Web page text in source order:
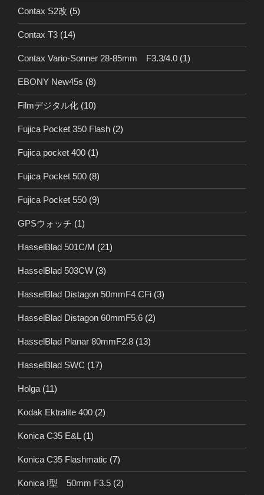
Contax S2改 (5)
Contax T3 (14)
Contax Vario-Sonner 28-85mm F3.3/4.0 (1)
EBONY New45s (8)
Filmデジタル化 (10)
Fujica Pocket 350 Flash (2)
Fujica pocket 400 (1)
Fujica Pocket 500 (8)
Fujica Pocket 550 (9)
GPSウォッチ (1)
HasselBlad 501C/M (21)
HasselBlad 503CW (3)
HasselBlad Distagon 50mmF4 CFi (3)
HasselBlad Distagon 60mmF5.6 (2)
HasselBlad Planar 80mmF2.8 (13)
HasselBlad SWC (17)
Holga (11)
Kodak Ektralite 400 (2)
Konica C35 E&L (1)
Konica C35 Flashmatic (7)
Konica I型 50mm F3.5 (2)